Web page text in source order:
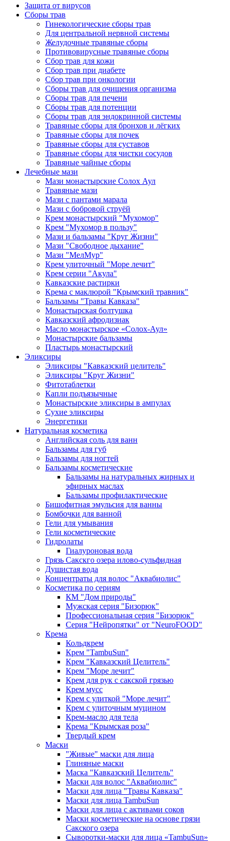
Защита от вирусов
Сборы трав
Гинекологические сборы трав
Для центральной нервной системы
Желудочные травяные сборы
Противовирусные травяные сборы
Сбор трав для кожи
Сбор трав при диабете
Сбор трав при онкологии
Сборы трав для очищения организма
Сборы трав для печени
Сборы трав для потенции
Сборы трав для эндокринной системы
Травяные сборы для бронхов и лёгких
Травяные сборы для почек
Травяные сборы для суставов
Травяные сборы для чистки сосудов
Травяные чайные сборы
Лечебные мази
Мази монастырские Солох Аул
Травяные мази
Мази с пантами марала
Мази с бобровой струёй
Крем монастырский "Мухомор"
Крем "Мухомор в пользу"
Мази и бальзамы "Круг Жизни"
Мази "Свободное дыхание"
Мази "МелМур"
Крем улиточный "Море лечит"
Крем серии "Акула"
Кавказские растирки
Крема с маклюрой "Крымский травник"
Бальзамы "Травы Кавказа"
Монастырская болтушка
Кавказский афродизиак
Масло монастырское «Солох-Аул»
Монастырские бальзамы
Пластырь монастырский
Эликсиры
Эликсиры "Кавказский целитель"
Эликсиры "Круг Жизни"
Фитотаблетки
Капли подъязычные
Монастырские эликсиры в ампулах
Сухие эликсиры
Энергетики
Натуральная косметика
Английская соль для ванн
Бальзамы для губ
Бальзамы для ногтей
Бальзамы косметические
Бальзамы на натуральных жирных и
эфирных маслах
Бальзамы профилактические
Бишофитная эмульсия для ванны
Бомбочки для ванной
Гели для умывания
Гели косметические
Гидролаты
Гиалуроновая вода
Грязь Сакскго озера илово-сульфидная
Душистая вода
Концентраты для волос "Аквабиолис"
Косметика по сериям
КМ "Дом природы"
Мужская серия "Бизорюк"
Профессиональная серия "Бизорюк"
Серия "Нейропятки" от "NeuroFOOD"
Крема
Кольдкрем
Крем "TambuSun"
Крем "Кавказский Целитель"
Крем "Море лечит"
Крем для рук с сакской грязью
Крем мусс
Крем с улиткой "Море лечит"
Крем с улиточным муцином
Крем-масло для тела
Крема "Крымская роза"
Твердый крем
Маски
"Живые" маски для лица
Глиняные маски
Маска "Кавказский Целитель"
Маски для волос "Аквабиолис"
Маски для лица "Травы Кавказа"
Маски для лица TambuSun
Маски для лица с активами соков
Маски косметические на основе грязи
Сакского озера
Сыворотки-маски для лица «TambuSun»